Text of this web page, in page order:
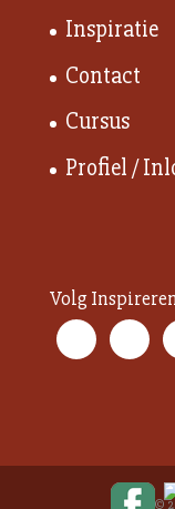
Inspiratie
Contact
Cursus
Profiel /
Volg
©